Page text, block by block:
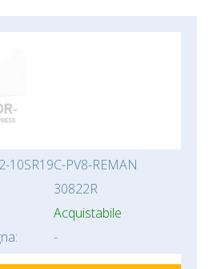
10SR19C-PV8-REMAN
30822R
Acquistabile
-